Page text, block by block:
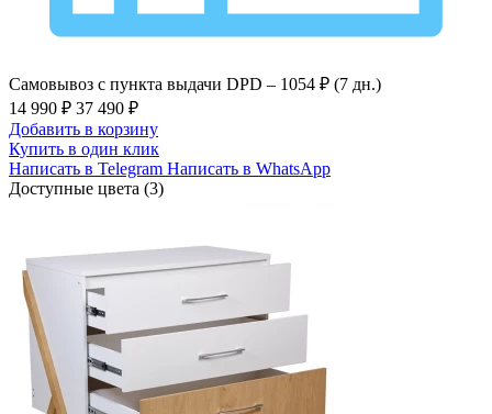
Самовывоз с пункта выдачи DPD – 1054 ₽ (7 дн.)
14 990 ₽ 37 490 ₽
Добавить в корзину
Купить в один клик
Написать в Telegram Написать в WhatsApp
Доступные цвета (3)